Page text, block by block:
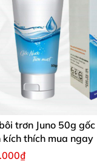
trơn Juno 50g
kích thích mua ngay